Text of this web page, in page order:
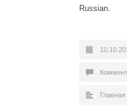
Russian.
Главная